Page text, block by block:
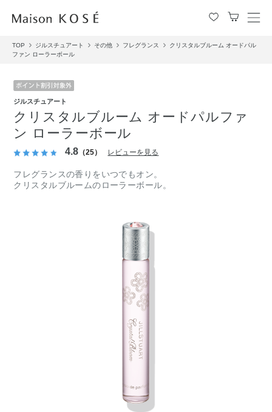
メ
ュ
TOP ジルスチュアート その他 フレグランス
クリスタルブルーム オードパル
ファン ローラーボール
ジルスチュアート
クリスタルブルーム オードパルファ
ン ローラーボール
4.8 （25） レビューを見る
フレグランスの香りをいつでもオン。
クリスタルブルームのローラーボール。